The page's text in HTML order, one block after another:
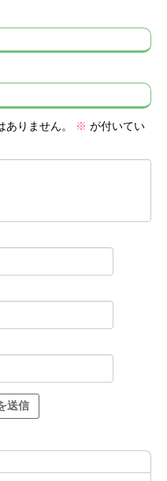
りません。 ※ が付いてい